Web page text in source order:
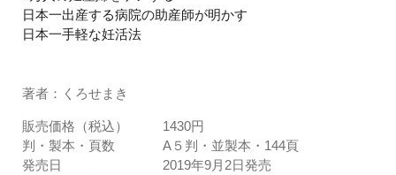
日本一出産する病院の助産師が明かす
日本一手軽な妊活法
著者：くろせまき
販売価格（税込）
1430円
判・製本・頁数
A５判・並製本・144頁
発売日
2019年9月2日発売